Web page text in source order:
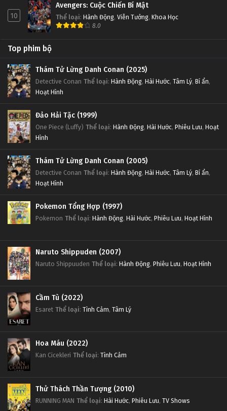
10
Avengers: Cuộc Chiến Bí Mật
Thể loại: Hành Động, Viễn Tưởng, Khoa Học
8.0
Top phim bộ
Thám Tử Lừng Danh Conan (2025)
Detective Conan Thể loại: Hành Động, Hài Hước, Tâm Lý, Bí ẩn,
Hoạt Hình
Đảo Hải Tặc (1999)
One Piece (Luffy) Thể loại: Hành Động, Hài Hước, Phiêu Lưu, Hoạt
Hình
Thám Tử Lừng Danh Conan (2005)
Detective Conan Thể loại: Hành Động, Hài Hước, Tâm Lý, Bí ẩn,
Hoạt Hình
Pokemon Tổng Hợp (1997)
Pokemon Thể loại: Hành Động, Hài Hước, Phiêu Lưu, Hoạt Hình
Naruto Shippuden (2007)
Naruto Shippuuden Thể loại: Hành Động, Phiêu Lưu, Hoạt Hình
Cầm Tù (2022)
Esaret Thể loại: Tình Cảm, Tâm Lý
Hoa Máu (2022)
Kan Cicekleri Thể loại: Tình Cảm
Thử Thách Thần Tượng (2010)
RUNNING MAN Thể loại: Hài Hước, Phiêu Lưu, TV Shows